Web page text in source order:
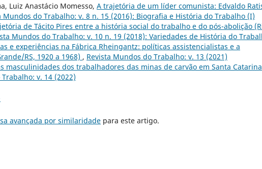
Luiz Anastácio Momesso, A trajetória de um líder comunista: Edvaldo
Mundos do Trabalho: v. 8 n. 15 (2016): Biografia e História do Trabalho (I)
de Tácito Pires entre a história social do trabalho e do pós-abolição
Mundos do Trabalho: v. 10 n. 19 (2018): Variedades de História do
e experiências na Fábrica Rheingantz: políticas assistencialistas e a
RS, 1920 a 1968) , Revista Mundos do Trabalho: v. 13 (2021)
masculinidades dos trabalhadores das minas de carvão em Santa Catarina
v. 14 (2022)
avançada por similaridade para este artigo.